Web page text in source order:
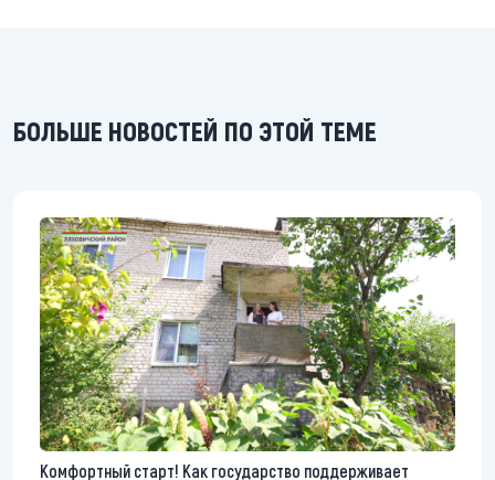
БОЛЬШЕ НОВОСТЕЙ ПО ЭТОЙ ТЕМЕ
Комфортный старт! Как государство поддерживает